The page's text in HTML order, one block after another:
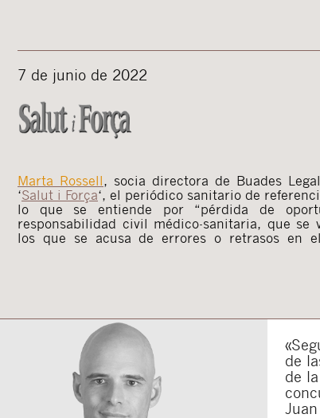
7 de junio de 2022
Marta Rossell, socia directora de Buades
‘Salut i Força‘, el periódico sanitario de
lo que se entiende por “pérdida de
responsabilidad civil médico-sanitaria, que se
los que se acusa de errores o retrasos en
de
de